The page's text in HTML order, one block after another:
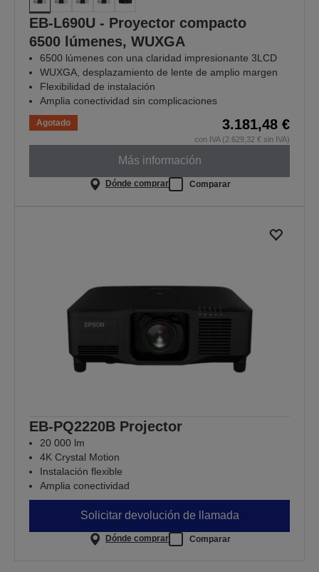
EB-L690U - Proyector compacto
6500 lúmenes, WUXGA
6500 lúmenes con una claridad impresionante 3LCD
WUXGA, desplazamiento de lente de amplio margen
Flexibilidad de instalación
Amplia conectividad sin complicaciones
Agotado 3.181,48 €
con IVA (2.629,32 € sin IVA)
Más información
Dónde comprar Comparar
EB-PQ2220B Projector
20 000 lm
4K Crystal Motion
Instalación flexible
Amplia conectividad
Solicitar devolución de llamada
Dónde comprar Comparar